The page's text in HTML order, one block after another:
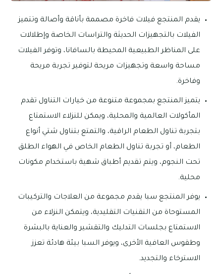
يقدم المنتجع فيلات فاخرة مصممة بأناقة وأصالة وتتميز
الفيلات بالتجهيزات الحديثة والتراسات الخاصة وإطلالات
على المناظر الطبيعية المحيطة بالسافانا، وتوفر الفيلات
مساحة واسعة وتجهيزات مريحة لتوفير تجربة مريحة
وفاخرة.
يتميز المنتجع بمجموعة متنوعة من خيارات التناول تقدم
المأكولات العالمية والمحلية، ويمكن للنزلاء الاستمتاع
بتجربة تناول الطعام الراقية، والتمتع بتناول شتي أنواع
الطعام، أو تجربة تناول الطعام الخاص في الهواء الطلق
تحت النجوم، ويتم تقديم أطباق شهية باستخدام مكونات
محلية.
يوفر المنتجع سبا يقدم مجموعة من العلاجات والتركيبات
المستوحاة من التقنيات التقليدية، ويتمكن النزلاء من
الاستمتاع بجلسات التدليك والتقشير والعناية بالبشرة
وطقوس العافية الأخرى، ويوفر السبا بيئة هادئة تعزز
الاسترخاء والتجديد.